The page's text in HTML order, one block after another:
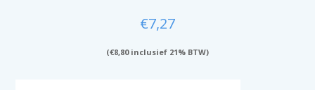
€7,27
(€8,80inclusief 21% BTW)